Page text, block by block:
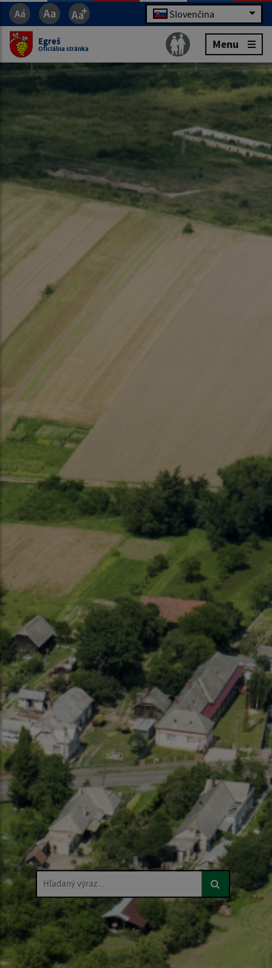
Slovenčina
Egreš
Oficiálna stránka Menu
Hľadaný výraz...